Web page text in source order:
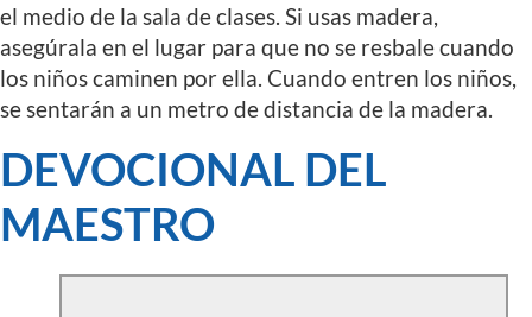
el medio de la sala de clases. Si usas madera,
asegúrala en el lugar para que no se resbale cuando
los niños caminen por ella. Cuando entren los niños,
se sentarán a un metro de distancia de la madera.
DEVOCIONAL DEL
MAESTRO